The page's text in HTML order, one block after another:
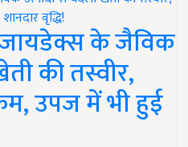
के जैविक
की तस्वीर,
उपज में भी हुई